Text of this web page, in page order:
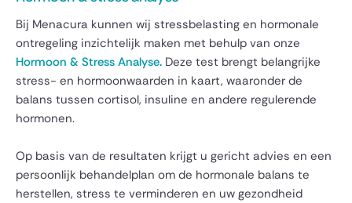
Bij Menacura kunnen wij stressbelasting en hormonale
ontregeling inzichtelijk maken met behulp van onze
Hormoon & Stress Analyse. Deze test brengt belangrijke
stress- en hormoonwaarden in kaart, waaronder de
balans tussen cortisol, insuline en andere regulerende
hormonen.
Op basis van de resultaten krijgt u gericht advies en een
persoonlijk behandelplan om de hormonale balans te
herstellen, stress te verminderen en uw gezondheid